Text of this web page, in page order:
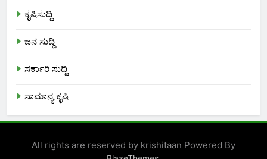
ಕೃಷಿಸುದ್ದಿ
ಜನ ಸುದ್ದಿ
ಸರ್ಕಾರಿ ಸುದ್ದಿ
ಸಾಮಾನ್ಯ ಕೃಷಿ
All rights are reserved by krishitaan Powered By